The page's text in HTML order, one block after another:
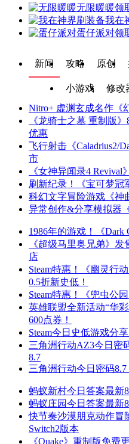
无限暖暖领
我在
蛋仔派对领
新闻 攻略 原创
小游戏 修改
Nitro+ 虚渊玄成名作《
《龙骑士之墓 重制版
优惠
飞行射击《Caladrius2/
市
《女神异闻录4
刷新纪录！《宝可梦冠
科幻文字冒险游戏《神
异常创作&分享模拟器
1986年的游戏！《Dark
《超级马里奥兄弟》
店
Steam特惠！《幽灵行
0.5折新史低！
Steam特惠！《兜虫公
英雄联盟全新活动“华
600点券！
Steam今日史低游戏分
三角洲行动AZ3今日密
8.7
三角洲行动今日密码
蚂蚁新村今日答案最新
蚂蚁庄园今日答案最新
快节奏沙漠朋克动作冒
Switch2版本
《Quake》重制版免费